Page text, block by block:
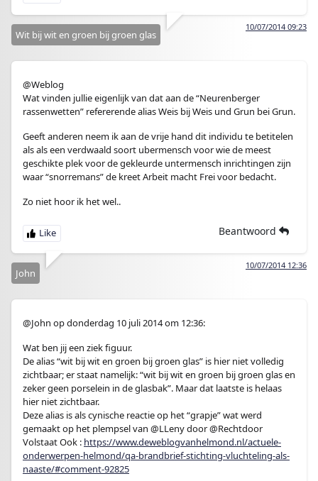
10/07/2014 09:23
Wit bij wit en groen bij groen glas
@Weblog
Wat vinden jullie eigenlijk van dat aan de “Neurenberger
rassenwetten” refererende alias Weis bij Weis und Grun bei Grun.
Geeft anderen neem ik aan de vrije hand dit individu te betitelen
als als een verdwaald soort ubermensch voor wie de meest
geschikte plek voor de gekleurde untermensch inrichtingen zijn
waar “snorremans” de kreet Arbeit macht Frei voor bedacht.
Zo niet hoor ik het wel..
Beantwoord
10/07/2014 12:36
John
@John op donderdag 10 juli 2014 om 12:36:
Wat ben jij een ziek figuur.
De alias “wit bij wit en groen bij groen glas” is hier niet volledig
zichtbaar; er staat namelijk: “wit bij wit en groen bij groen glas en
zeker geen porselein in de glasbak”. Maar dat laatste is helaas
hier niet zichtbaar.
Deze alias is als cynische reactie op het “grapje” wat werd
gemaakt op het plempsel van @LLeny door @Rechtdoor
Volstaat Ook : https://www.deweblogvanhelmond.nl/actuele-
onderwerpen-helmond/qa-brandbrief-stichting-vluchteling-als-
naaste/#comment-92825